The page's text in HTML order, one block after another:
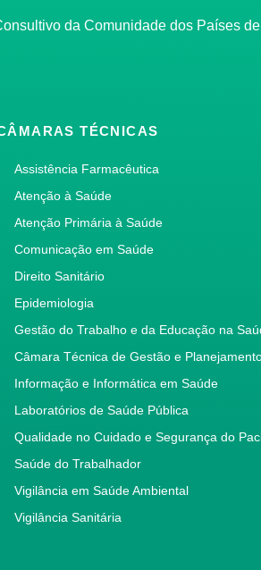
da Comunidade dos Países
TÉCNICAS
Assistência Farmacêutica
Atenção à Saúde
Atenção Primária à Saúde
Comunicação em Saúde
Direito Sanitário
Epidemiologia
Gestão do Trabalho e da Educação na
Câmara Técnica de Gestão e
Informação e Informática em Saúde
Laboratórios de Saúde Pública
Qualidade no Cuidado e Segurança do
Saúde do Trabalhador
Vigilância em Saúde Ambiental
Vigilância Sanitária